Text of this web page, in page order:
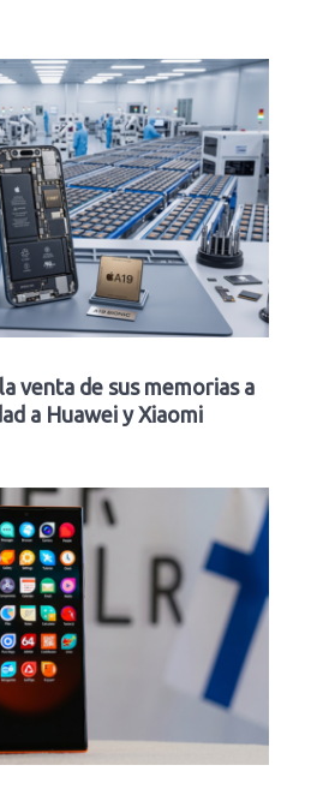
venta de sus memorias a
a Huawei y Xiaomi